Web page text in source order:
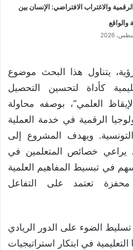
والاغتراب الافتراضي: الإنسان بين
والواقع
يتناول هذا البحث موضوع
كأداة لتحسين التحصيل
العلمي”، بوصفه محاولة
الرقمية في خدمة العملية
التونسية. ويهدف المشروع إلى
يراعي خصائص المتعلمين في
في تبسيط المفاهيم العلمية
محفزة تعتمد على التفاعل
الضوء على الدور الريادي
التعليمية في ابتكار استراتيجيات